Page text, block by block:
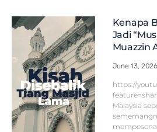
Kenapa
Jadi
Muazzin
June 13, 2026
https://
Malaysia